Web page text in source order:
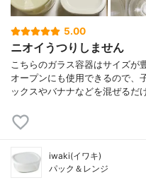
5.00
ニオイうつりしません
こちらのガラス容器はサイズが
オープンにも使用できるので、
ックスやバナナなどを混ぜるだ
iwaki(イワキ)
パック＆レンジ